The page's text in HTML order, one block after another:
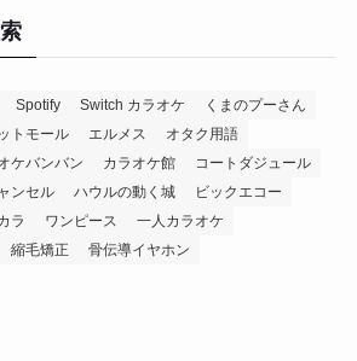
Spotify Switch カラオケ
くまのプーさん
トモール エルメス
オタク用語
ケバンバン カラオケ館
コートダジュール
ンセル ハウルの動く城
ビックエコー
ラ ワンピース
一人カラオケ
縮毛矯正 骨伝導イヤホン